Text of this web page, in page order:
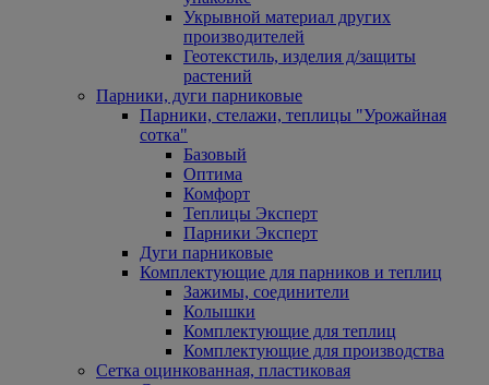
Укрывной материал других
производителей
Геотекстиль, изделия д/защиты
растений
Парники, дуги парниковые
Парники, стелажи, теплицы "Урожайная
сотка"
Базовый
Оптима
Комфорт
Теплицы Эксперт
Парники Эксперт
Дуги парниковые
Комплектующие для парников и теплиц
Зажимы, соединители
Колышки
Комплектующие для теплиц
Комплектующие для производства
Сетка оцинкованная, пластиковая